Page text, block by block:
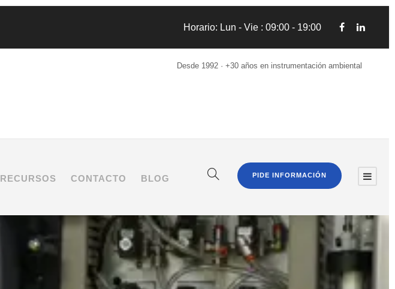
Horario: Lun - Vie : 09:00 - 19:00
Desde 1992 · +30 años en instrumentación ambiental
RECURSOS CONTACTO BLOG PIDE INFORMACIÓN